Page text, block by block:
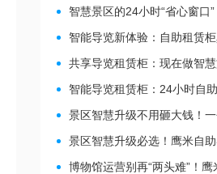
的“静音导游”了解下！
智慧景区的24小时“省心窗口”
智能导览新体验：自助租赁
能重塑景区服务？
共享导览租赁柜：现在做智
旅都得配
智能导览租赁柜：24小时自
务，省心还增收
景区智慧升级不用砸大钱！
自助导览租赁柜就够了
景区智慧升级必选！鹰米自
览租赁柜让游客舒心、运营省心
博物馆运营别再“两头难”！鹰